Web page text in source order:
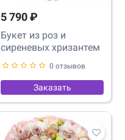
5 790 ₽
Букет из роз и
сиреневых хризантем
0 отзывов
Заказать